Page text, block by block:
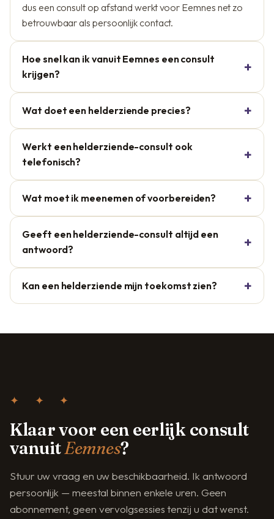
dus een consult op afstand werkt voor Eemnes net zo
betrouwbaar als persoonlijk contact.
Hoe snel kan ik vanuit Eemnes een consult
krijgen?
Wat doet een helderziende precies?
Werkt een helderziende-consult ook
telefonisch?
Wat moet ik meenemen of voorbereiden?
Geeft een helderziende-consult altijd een
antwoord?
Kan een helderziende mijn toekomst zien?
✦ ✦ ✦
Klaar voor een eerlijk consult
vanuitEemnes?
Stuur uw vraag en uw beschikbaarheid. Ik antwoord
persoonlijk — meestal binnen enkele uren. Geen
abonnement, geen vervolgsessies tenzij u dat wenst.